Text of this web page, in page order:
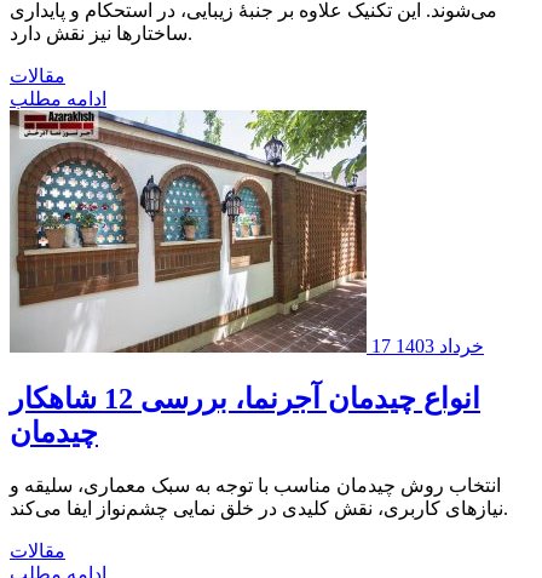
می‌شوند. این تکنیک علاوه بر جنبۀ زیبایی‌، در استحکام و پایداری
ساختارها نیز نقش دارد.
مقالات
ادامه مطلب
17 خرداد 1403
انواع چیدمان آجرنما، بررسی 12 شاهکار
چیدمان
انتخاب روش چیدمان مناسب با توجه به سبک معماری، سلیقه و
نیازهای کاربری، نقش کلیدی در خلق نمایی چشم‌نواز ایفا می‌کند.
مقالات
ادامه مطلب